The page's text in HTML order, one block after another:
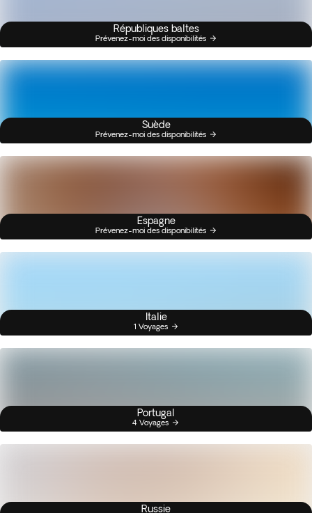
Républiques baltes
Prévenez-moi des disponibilités
Suède
Prévenez-moi des disponibilités
Espagne
Prévenez-moi des disponibilités
Italie
1 Voyages
Portugal
4 Voyages
Russie